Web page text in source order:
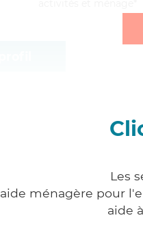
Les
ménagère pour
aide